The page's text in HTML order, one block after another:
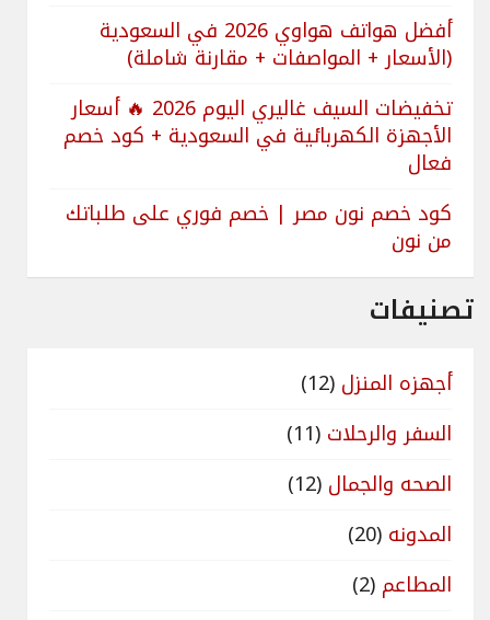
أفضل هواتف هواوي 2026 في السعودية
(الأسعار + المواصفات + مقارنة شاملة)
تخفيضات السيف غاليري اليوم 2026 🔥 أسعار
الأجهزة الكهربائية في السعودية + كود خصم
فعال
كود خصم نون مصر | خصم فوري على طلباتك
من نون
تصنيفات
أجهزه المنزل (12)
السفر والرحلات (11)
الصحه والجمال (12)
المدونه (20)
المطاعم (2)